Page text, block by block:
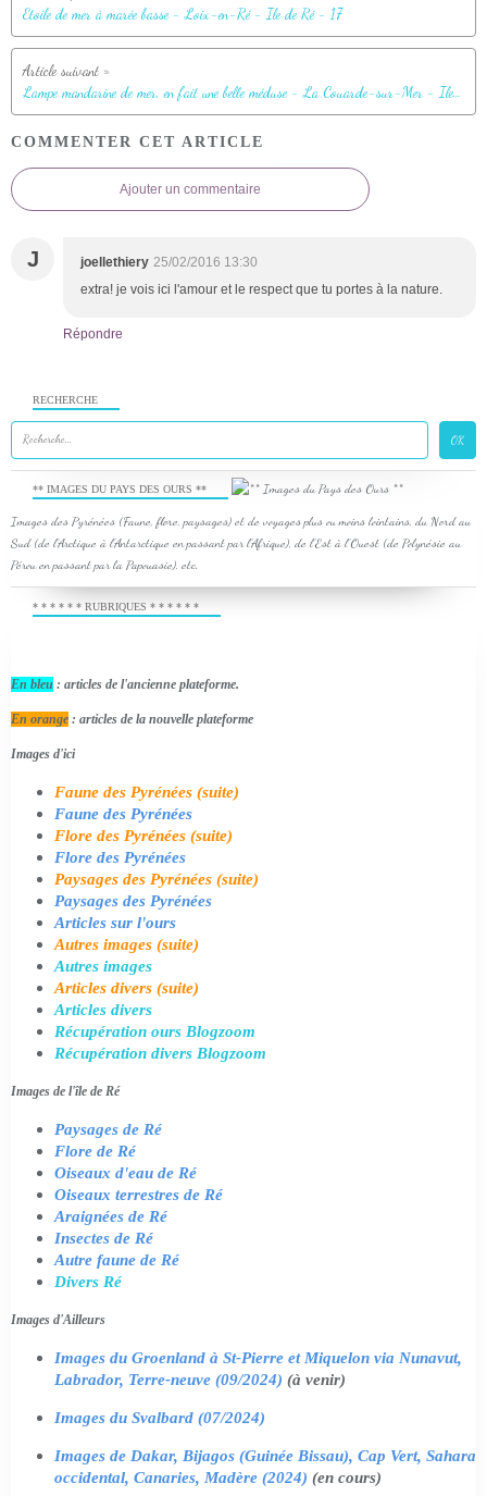
Etoile de mer à marée basse - Loix-en-Ré - Ile de Ré - 17
Lampe mandarine de mer, en fait une belle méduse - La Couarde-sur-Mer - Ile de Ré - 17
COMMENTER CET ARTICLE
Ajouter un commentaire
J joellethiery 25/02/2016 13:30
extra! je vois ici l'amour et le respect que tu portes à la nature.
Répondre
RECHERCHE
** IMAGES DU PAYS DES OURS **
Images des Pyrénées (Faune, flore, paysages) et de voyages plus ou moins lointains, du Nord au
Sud (de l'Arctique à l'Antarctique en passant par l'Afrique), de l'Est à l'Ouest (de Polynésie au
Pérou en passant par la Papouasie), etc.
* * * * * * RUBRIQUES * * * * * *
En bleu : articles de l'ancienne plateforme.
En orange : articles de la nouvelle plateforme
Images d'ici
Faune des Pyrénées (suite)
Faune des Pyrénées
Flore des Pyrénées (suite)
Flore des Pyrénées
Paysages des Pyrénées (suite)
Paysages des Pyrénées
Articles sur l'ours
Autres images (suite)
Autres images
Articles divers (suite)
Articles divers
Récupération ours Blogzoom
Récupération divers Blogzoom
Images de l'île de Ré
Paysages de Ré
Flore de Ré
Oiseaux d'eau de Ré
Oiseaux terrestres de Ré
Araignées de Ré
Insectes de Ré
Autre faune de Ré
Divers Ré
Images d'Ailleurs
Images du Groenland à St-Pierre et Miquelon via Nunavut,
Labrador, Terre-neuve (09/2024) (à venir)
Images du Svalbard (07/2024)
Images de Dakar, Bijagos (Guinée Bissau), Cap Vert, Sahara
occidental, Canaries, Madère (2024) (en cours)